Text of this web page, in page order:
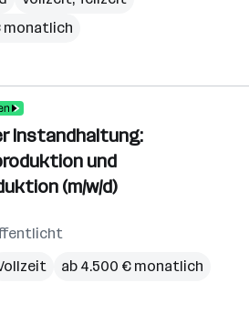
monatlich
Instandhaltung:
und
(m/w/d)
ab 4.500 € monatlich